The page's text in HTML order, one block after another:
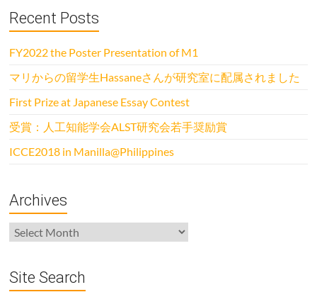
Recent Posts
FY2022 the Poster Presentation of M1
マリからの留学生Hassaneさんが研究室に配属されました
First Prize at Japanese Essay Contest
受賞：人工知能学会ALST研究会若手奨励賞
ICCE2018 in Manilla@Philippines
Archives
Archives
Site Search